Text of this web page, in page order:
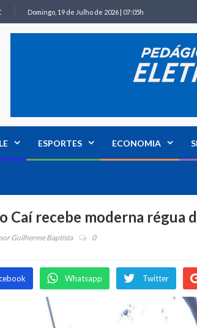
Domingo, 19 de Julho de 2026 | 07:05h
ESPORTES ECONOMIA
Caí recebe moderna
Guilherme Baptista 0
Whatsapp Twitter